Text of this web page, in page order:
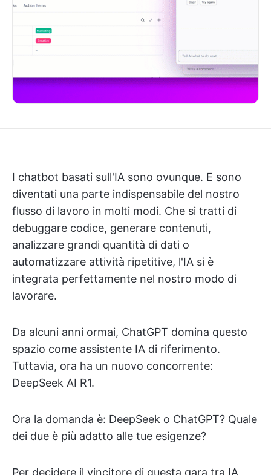
I chatbot basati sull'IA sono ovunque. E sono
diventati una parte indispensabile del nostro
flusso di lavoro in molti modi. Che si tratti di
debuggare codice, generare contenuti,
analizzare grandi quantità di dati o
automatizzare attività ripetitive, l'IA si è
integrata perfettamente nel nostro modo di
lavorare.
Da alcuni anni ormai, ChatGPT domina questo
spazio come assistente IA di riferimento.
Tuttavia, ora ha un nuovo concorrente:
DeepSeek AI R1.
Ora la domanda è: DeepSeek o ChatGPT? Quale
dei due è più adatto alle tue esigenze?
Per decidere il vincitore di questa gara tra IA,